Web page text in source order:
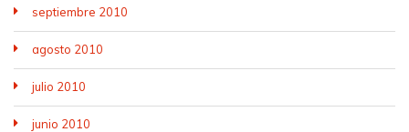
septiembre 2010
agosto 2010
julio 2010
junio 2010